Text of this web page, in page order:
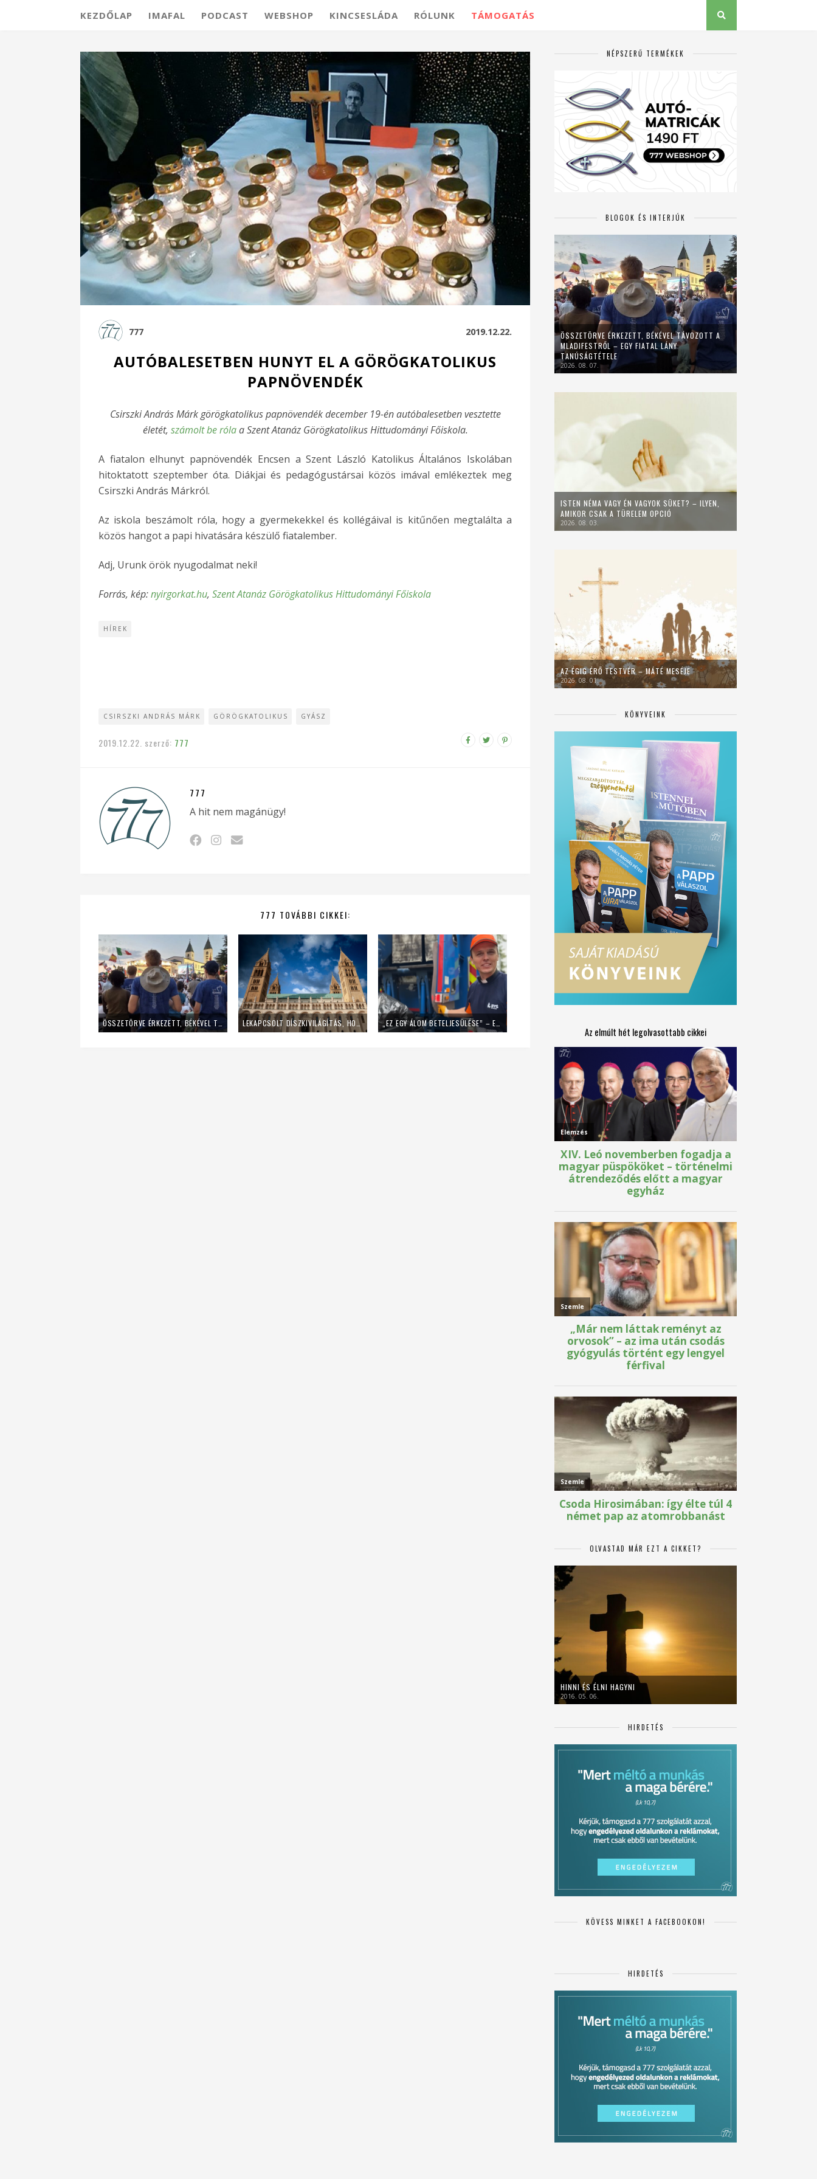
KEZDŐLAP IMAFAL PODCAST WEBSHOP KINCSESLÁDA RÓLUNK TÁMOGATÁS
777 2019.12.22.
AUTÓBALESETBEN HUNYT EL A GÖRÖGKATOLIKUS
PAPNÖVENDÉK
Csirszki András Márk görögkatolikus papnövendék december 19-én autóbalesetben vesztette
életét, számolt be rólaa Szent Atanáz Görögkatolikus Hittudományi Főiskola.
A fiatalon elhunyt papnövendék Encsen a Szent László Katolikus Általános Iskolában
hitoktatott szeptember óta. Diákjai és pedagógustársai közös imával emlékeztek meg
Csirszki András Márkról.
Az iskola beszámolt róla, hogy a gyermekekkel és kollégáival is kitűnően megtalálta a
közös hangot a papi hivatására készülő fiatalember.
Adj, Urunk örök nyugodalmat neki!
Forrás, kép:nyirgorkat.hu, Szent Atanáz Görögkatolikus Hittudományi Főiskola
HÍREK
CSIRSZKI ANDRÁS MÁRK GÖRÖGKATOLIKUS GYÁSZ
2019.12.22. szerző: 777
777
A hit nem magánügy!
777 TOVÁBBI CIKKEI:
LEKAPCSOLT DÍSZKIVILÁGÍTÁS, HOME OFFICE – ÍGY SPÓROL AZ ENERGIÁVAL A PÉCSI EGYHÁZMEGYE
NÉPSZERŰ TERMÉKEK
BLOGOK ÉS INTERJÚK
ÖSSZETÖRVE ÉRKEZETT, BÉKÉVEL TÁVOZOTT A
MLADIFESTRŐL – EGY FIATAL LÁNY
TANÚSÁGTÉTELE
2026. 08. 07.
ISTEN NÉMA VAGY ÉN VAGYOK SÜKET? – ILYEN,
AMIKOR CSAK A TÜRELEM OPCIÓ
2026. 08. 03.
AZ ÉGIG ÉRŐ TESTVÉR – MÁTÉ MESÉJE
2026. 08. 01.
KÖNYVEINK
Az elmúlt hét legolvasottabb cikkei
OLVASTAD MÁR EZT A CIKKET?
HINNI ÉS ÉLNI HAGYNI
2016. 05. 06.
HIRDETÉS
KÖVESS MINKET A FACEBOOKON!
HIRDETÉS